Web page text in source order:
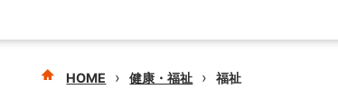
HOME › 健康・福祉 › 福祉